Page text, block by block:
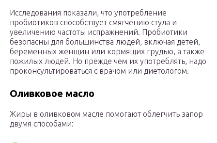
Исследования показали, что употребление
пробиотиков способствует смягчению стула и
увеличению частоты испражнений. Пробиотики
безопасны для большинства людей, включая детей,
беременных женщин или кормящих грудью, а также
пожилых людей. Но прежде чем их употреблять, надо
проконсультироваться с врачом или диетологом.
Оливковое масло
Жиры в оливковом масле помогают облегчить запор
двумя способами: